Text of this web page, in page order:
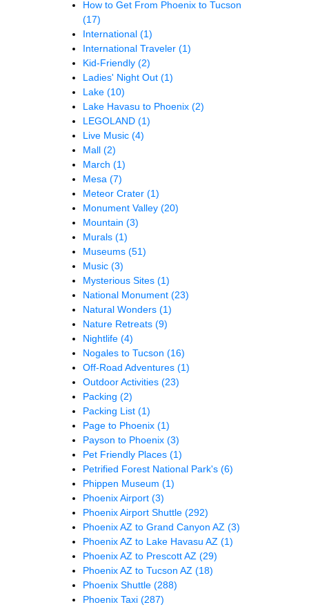
How to Get From Phoenix to Tucson
(17)
International (1)
International Traveler (1)
Kid-Friendly (2)
Ladies' Night Out (1)
Lake (10)
Lake Havasu to Phoenix (2)
LEGOLAND (1)
Live Music (4)
Mall (2)
March (1)
Mesa (7)
Meteor Crater (1)
Monument Valley (20)
Mountain (3)
Murals (1)
Museums (51)
Music (3)
Mysterious Sites (1)
National Monument (23)
Natural Wonders (1)
Nature Retreats (9)
Nightlife (4)
Nogales to Tucson (16)
Off-Road Adventures (1)
Outdoor Activities (23)
Packing (2)
Packing List (1)
Page to Phoenix (1)
Payson to Phoenix (3)
Pet Friendly Places (1)
Petrified Forest National Park's (6)
Phippen Museum (1)
Phoenix Airport (3)
Phoenix Airport Shuttle (292)
Phoenix AZ to Grand Canyon AZ (3)
Phoenix AZ to Lake Havasu AZ (1)
Phoenix AZ to Prescott AZ (29)
Phoenix AZ to Tucson AZ (18)
Phoenix Shuttle (288)
Phoenix Taxi (287)